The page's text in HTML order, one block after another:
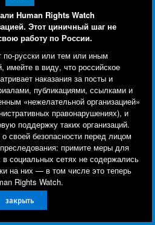
Human Rights Watch
Этот циничный шаг не
работу по России.
по-русски или тем или иным
имейте в виду, что российское
наказания за посты и
публикациями, ссылками и
«нежелательной организацией»
правонарушениях), и
поддержку таких организаций.
своей безопасности перед лицом
примите меры для
социальных сетях не содержались
на них — в том числе это теперь
Rights Watch.
закрыть
Other
СЕЙЧАС
Азия Россия
Religious Freedom
2018 Новости
Свидетелю Иеговы
preferences
cookie, технологии
аналитические
понять, кто посещает
взаимодействия с ним.
соглашаетесь с этим.
политикой
чтобы узнать, для чего
и как изменить ваши